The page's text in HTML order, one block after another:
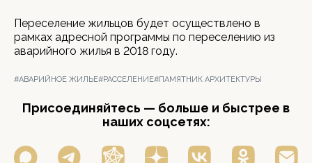
Переселение жильцов будет осуществлено в
рамках адресной программы по переселению из
аварийного жилья в 2018 году.
#АВАРИЙНОЕ ЖИЛЬЕ#РАССЕЛЕНИЕ#ПАМЯТНИК АРХИТЕКТУРЫ
Присоединяйтесь — больше и быстрее в
наших соцсетях: